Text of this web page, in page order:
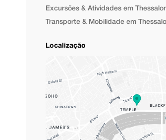
Excursões & Atividades em
Transporte & Mobilidade em
Localização